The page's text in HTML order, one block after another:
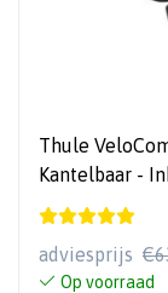
Thule
Kantelbaar -
adviesprijs
Op voorraad